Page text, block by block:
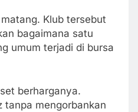
Klub tersebut
bagaimana satu
umum terjadi di bursa
berharganya.
tanpa mengorbankan